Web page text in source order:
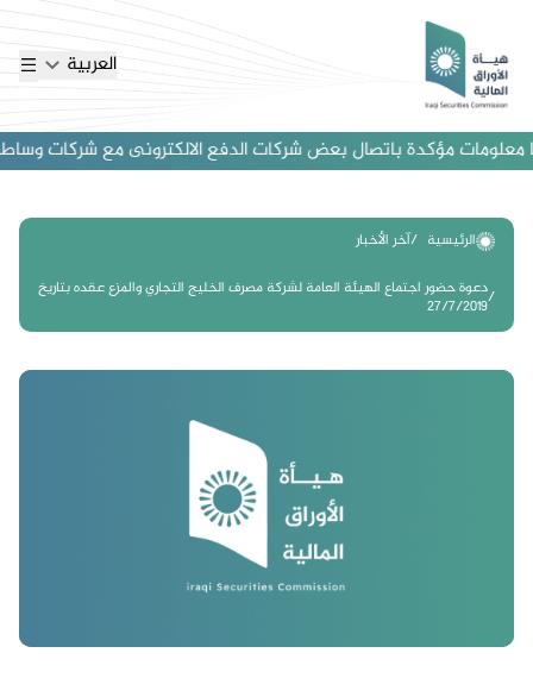
العربية
معلومات مؤكدة باتصال بعض شركات الدفع الالكترونى مع شركات وساطة
الرئيسية
آخر الأخبار
دعوة حضور اجتماع الهيئة العامة لشركة مصرف الخليج التجاري والمزع عقده بتاريخ
27/7/2019